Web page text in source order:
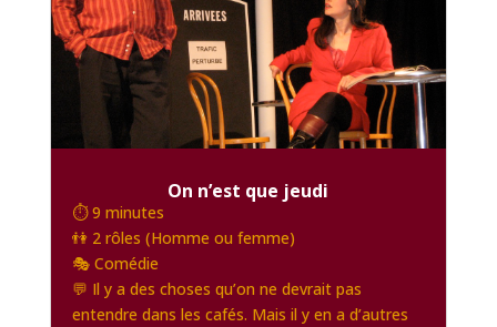
On n’est que jeudi
⏱️ 9 minutes
👫 2 rôles (Homme ou femme)
🎭 Comédie
💬 Il y a des choses qu’on ne devrait pas
entendre dans les cafés. Mais il y en a d’autres